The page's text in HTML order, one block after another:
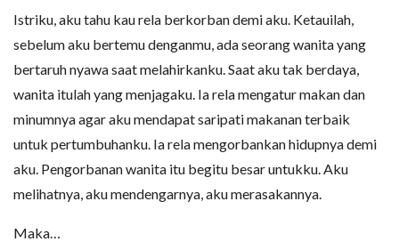
Istriku, aku tahu kau rela berkorban demi aku. Ketauilah,
sebelum aku bertemu denganmu, ada seorang wanita yang
bertaruh nyawa saat melahirkanku. Saat aku tak berdaya,
wanita itulah yang menjagaku. Ia rela mengatur makan dan
minumnya agar aku mendapat saripati makanan terbaik
untuk pertumbuhanku. Ia rela mengorbankan hidupnya demi
aku. Pengorbanan wanita itu begitu besar untukku. Aku
melihatnya, aku mendengarnya, aku merasakannya.
Maka…